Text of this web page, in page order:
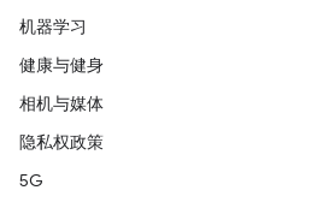
机器学习
健康与健身
相机与媒体
隐私权政策
5G